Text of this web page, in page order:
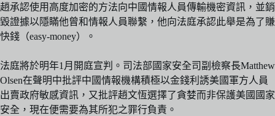
趙承認使用高度加密的方法向中國情報人員傳輸機密資訊，並銷
毀證據以隱瞞他曾和情報人員聯繫，他向法庭承認此舉是為了賺
快錢（easy-money）。
法庭將於明年1月開庭宣判。司法部國家安全司副檢察長Matthew
Olsen在聲明中批評中國情報機構積極以金錢利誘美國軍方人員
出賣政府敏感資訊，又批評趙文恆選擇了貪婪而非保護美國國家
安全，現在便需要為其所犯之罪行負責。